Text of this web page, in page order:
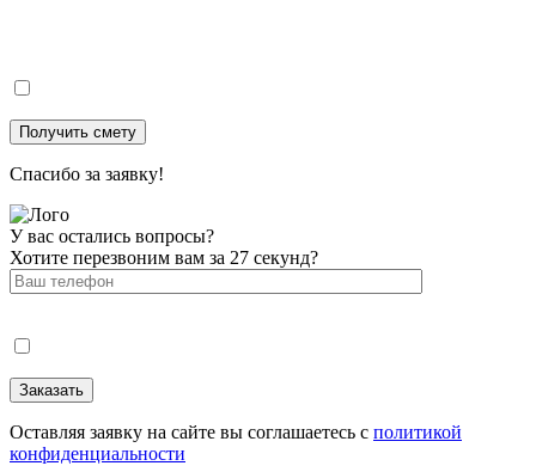
Спасибо за заявку!
У вас остались вопросы?
Хотите перезвоним вам за 27 секунд?
Оставляя заявку на сайте вы соглашаетесь с политикой
конфиденциальности